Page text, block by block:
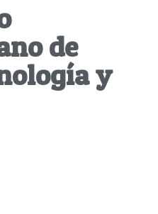
de
y